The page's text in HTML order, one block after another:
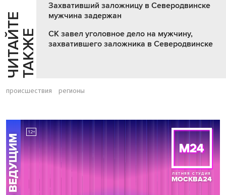
Ч
И
Т
АЙ
Т
Е
Т
А
К
ЖЕ
Захвативший заложницу в Северодвинске
мужчина задержан
СК завел уголовное дело на мужчину,
захватившего заложника в Северодвинске
происшествия регионы